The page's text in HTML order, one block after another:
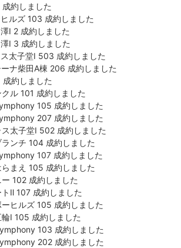
約しました
ルズ 103 成約しました
Ⅰ 2 成約しました
Ⅰ 3 成約しました
太子堂Ⅰ 503 成約しました
ナ柴田A棟 206 成約しました
約しました
ル 101 成約しました
105 成約しました
207 成約しました
太子堂Ⅰ 502 成約しました
ンチ 104 成約しました
107 成約しました
まえ 105 成約しました
102 成約しました
Ⅱ 107 成約しました
ヒルズ 105 成約しました
Ⅰ 105 成約しました
103 成約しました
202 成約しました